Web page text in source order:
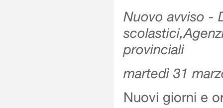
Nuovo avviso -
provinciali
martedì 31
Nuovi giorni e